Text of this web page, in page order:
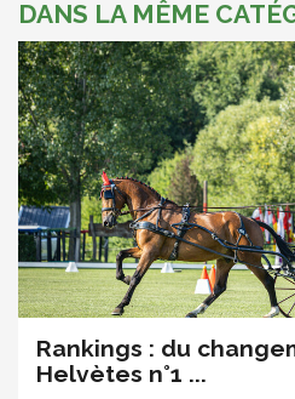
DANS LA MÊME
Rankings : du
Helvètes n°1 ...